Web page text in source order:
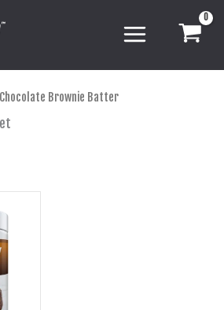
Brownie Batter